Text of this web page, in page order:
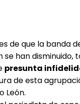
de que la banda
se han disminuido,
presunta
de esta
León.